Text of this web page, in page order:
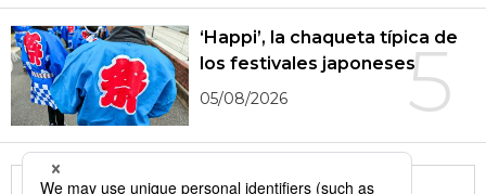
5
‘Happi’, la chaqueta típica de
los festivales japoneses
05/08/2026